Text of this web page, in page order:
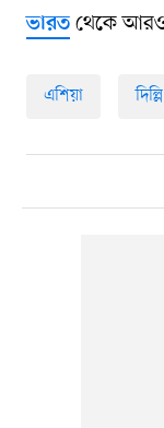
ভারতথেকে
এশিয়া দিল্লি